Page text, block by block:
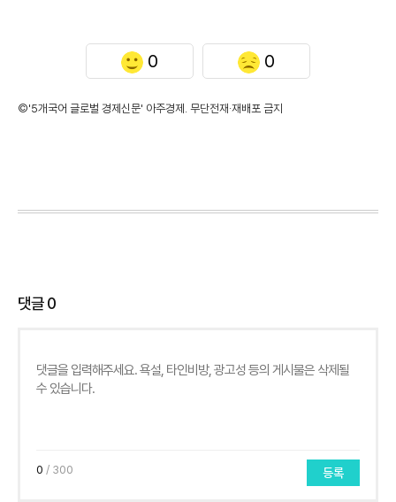
0 0
©'5개국어 글로벌 경제신문' 아주경제. 무단전재·재배포 금지
댓글0
0 / 300 등록